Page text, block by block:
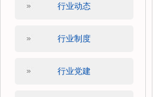
行业动态
行业制度
行业党建